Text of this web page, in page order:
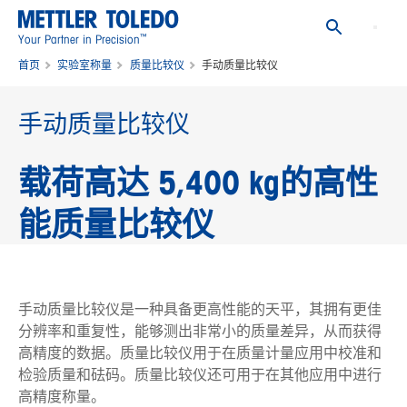
Your Partner in Precision™
首页 实验室称量 质量比较仪 手动质量比较仪
手动质量比较仪
载荷高达 5,400 kg的高性
能质量比较仪
手动质量比较仪是一种具备更高性能的天平，其拥有更佳
分辨率和重复性，能够测出非常小的质量差异，从而获得
高精度的数据。质量比较仪用于在质量计量应用中校准和
检验质量和砝码。质量比较仪还可用于在其他应用中进行
高精度称量。